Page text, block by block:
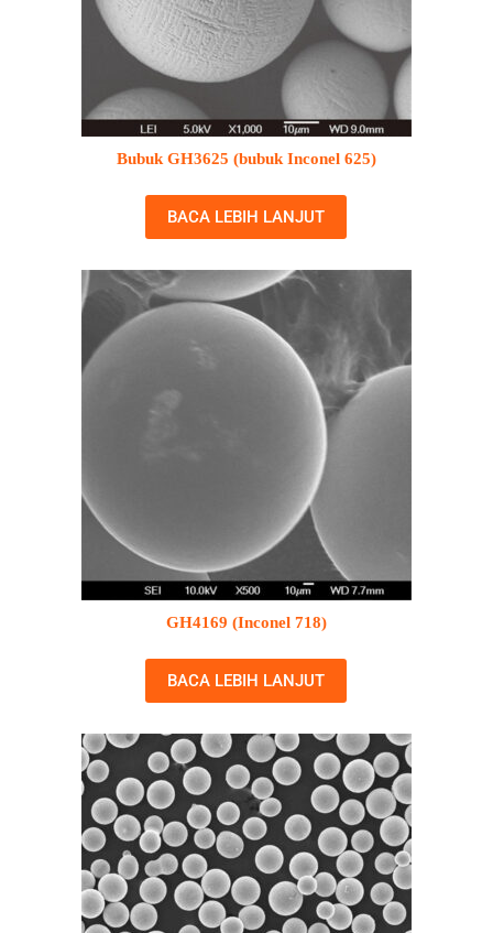
Bubuk GH3625 (bubuk Inconel 625)
BACA LEBIH LANJUT
GH4169 (Inconel 718)
BACA LEBIH LANJUT